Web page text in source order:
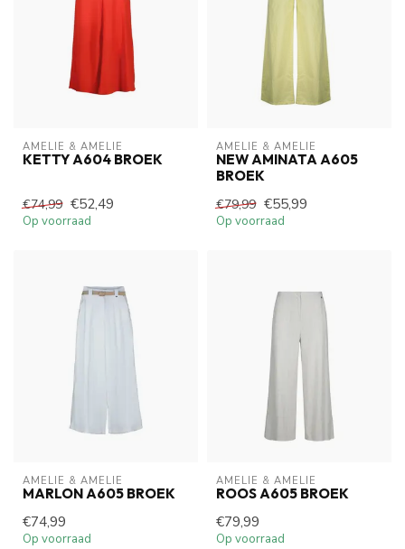
AMELIE & AMELIE
KETTY A604 BROEK
€74,99 €52,49
Op voorraad
AMELIE & AMELIE
NEW AMINATA A605
BROEK
€79,99 €55,99
Op voorraad
AMELIE & AMELIE
MARLON A605 BROEK
€74,99
Op voorraad
AMELIE & AMELIE
ROOS A605 BROEK
€79,99
Op voorraad